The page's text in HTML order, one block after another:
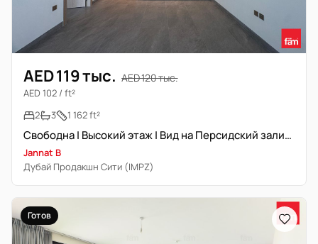
AED 119 тыс. AED 120 тыс.
AED 102 / ft²
2
3 1 162 ft²
Свободна | Высокий этаж | Вид на Персидский залив | Новостройка
Jannat B
Дубай Продакшн Сити (IMPZ)
Готов